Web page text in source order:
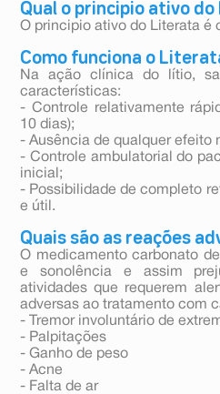
Qual o principio ativo
O principio ativo do Literata é
Como funciona o
Na ação clínica do lítio,
características:
- Controle relativamente
10 dias);
- Ausência de qualquer efeito
- Controle ambulatorial do
inicial;
- Possibilidade de completo
e útil.
Quais são as reações
O medicamento carbonato
e sonolência e assim
atividades que requerem
adversas ao tratamento com
- Tremor involuntário de
- Palpitações
- Ganho de peso
- Acne
- Falta de ar